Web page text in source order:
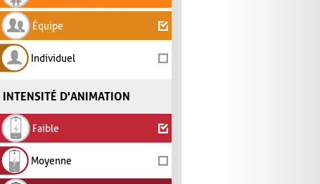
Équipe
Individuel
INTENSITÉ D'ANIMATION
Faible
Moyenne